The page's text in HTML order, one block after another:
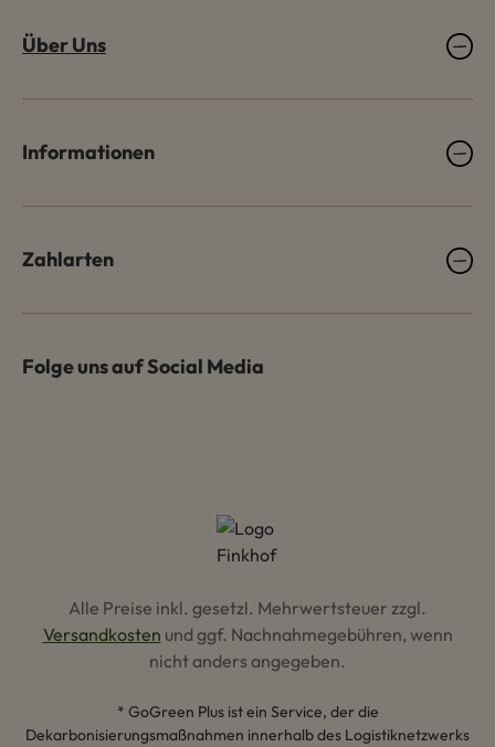
Über Uns
Informationen
Zahlarten
Folge uns auf Social Media
Alle Preise inkl. gesetzl. Mehrwertsteuer zzgl.
Versandkosten und ggf. Nachnahmegebühren, wenn
nicht anders angegeben.
* GoGreen Plus ist ein Service, der die
Dekarbonisierungsmaßnahmen innerhalb des Logistiknetzwerks